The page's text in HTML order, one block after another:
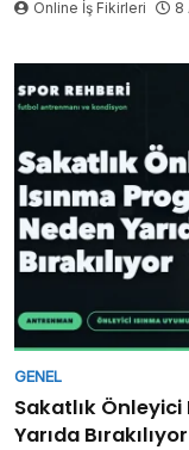
Online İş Fikirleri 8
GENEL
Sakatlık
Yarıda Bırakılıyor